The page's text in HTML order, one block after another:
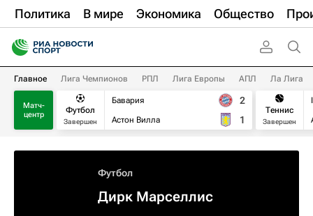
Политика В мире Экономика Общество
Главное Лига Чемпионов РПЛ Лига Европы АПЛ Ла Лига
Матч-
центр
Футбол
Завершен
Бавария
Астон Вилла
2
1
Теннис
Завершен
Футбол
Дирк Марселлис